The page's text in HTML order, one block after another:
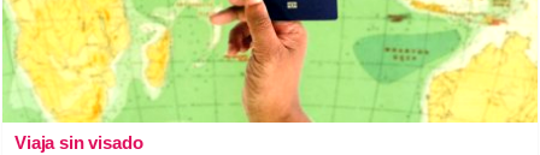
Viaja sin visado